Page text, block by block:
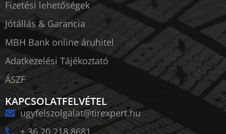
Fizetési lehetőségek
Jótállás & Garancia
MBH Bank online áruhitel
Adatkezelési Tájékoztató
ÁSZF
KAPCSOLATFELVÉTEL
ugyfelszolgalat@tirexpert.hu
+ 36 20 218 8681